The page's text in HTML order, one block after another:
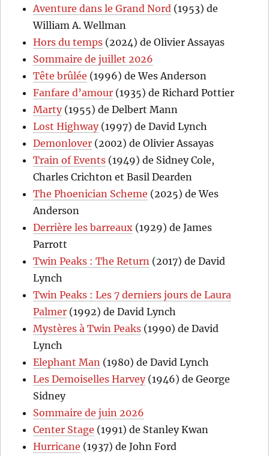
Aventure dans le Grand Nord (1953) de
William A. Wellman
Hors du temps (2024) de Olivier Assayas
Sommaire de juillet 2026
Tête brûlée (1996) de Wes Anderson
Fanfare d’amour (1935) de Richard Pottier
Marty(1955) de Delbert Mann
Lost Highway(1997) de David Lynch
Demonlover (2002) de Olivier Assayas
Train of Events (1949) de Sidney Cole,
Charles Crichton et Basil Dearden
The Phoenician Scheme (2025) de Wes
Anderson
Derrière les barreaux (1929) de James
Parrott
Twin Peaks : The Return (2017) de David
Lynch
Twin Peaks : Les 7 derniers jours de Laura
Palmer (1992) de David Lynch
Mystères à Twin Peaks (1990) de David
Lynch
Elephant Man (1980) de David Lynch
Les Demoiselles Harvey(1946) de George
Sidney
Sommaire de juin 2026
Center Stage (1991) de Stanley Kwan
Hurricane (1937) de John Ford